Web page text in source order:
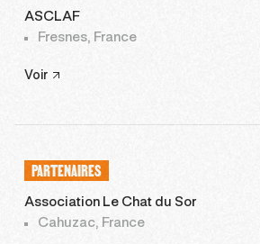
ASCLAF
Fresnes, France
Voir
PARTENAIRES
Association Le Chat du Sor
Cahuzac, France